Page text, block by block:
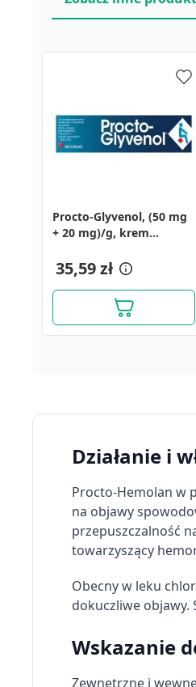
Procto-Glyvenol, (50 mg
+ 20 mg)/g, krem
35,59 zł
Działanie i
Procto-Hemolan w
na objawy
przepuszczalność
towarzyszący
Obecny w leku
dokuczliwe objawy.
Wskazanie
Zewnętrzne i